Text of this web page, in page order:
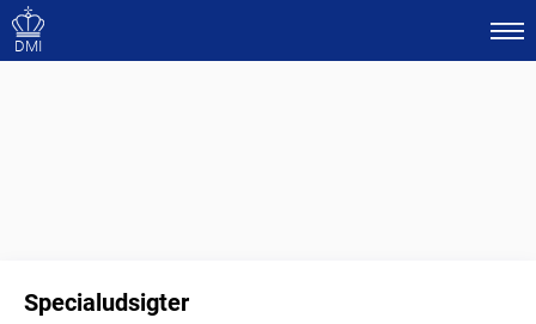
DMI
Specialudsigter